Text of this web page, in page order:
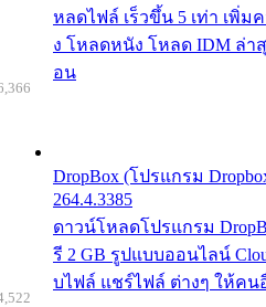
หลดไฟล์ เร็วขึ้น 5 เท่า เพิ่ม
ง โหลดหนัง โหลด IDM ล่า
อน
DropBox (โปรแกรม
264.4.3385
ดาวน์โหลดโปรแกรม
รี 2 GB รูปแบบออนไลน์
บไฟล์ แชร์ไฟล์ ต่างๆ ให้คน